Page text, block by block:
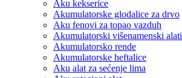
Aku kekserice
Akumulatorske glodalice za drvo
Aku fenovi za topao vazduh
Akumulatorski višenamenski alati
Akumulatorsko rende
Akumulatorske heftalice
Aku alat za sećenje lima